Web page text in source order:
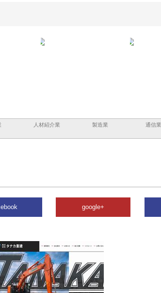
人材紹介業 製造業 通信業
google+